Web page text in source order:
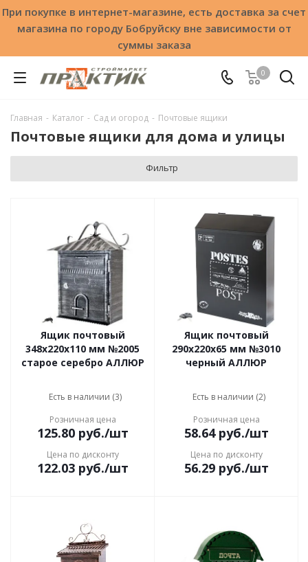
При покупке в интернет-магазине, есть доставка за счет
магазина по городу Бобруйску вне зависимости от
суммы заказа
0
Главная - Каталог - Сад и огород - Почтовые ящики
Почтовые ящики для дома и улицы
Фильтр
Ящик почтовый
348x220x110 мм №2005
старое серебро АЛЛЮР
Есть в наличии (3)
Розничная цена
125.80руб./шт
Цена по дисконту
122.03руб./шт
Ящик почтовый
290x220x65 мм №3010
черный АЛЛЮР
Есть в наличии (2)
Розничная цена
58.64руб./шт
Цена по дисконту
56.29руб./шт